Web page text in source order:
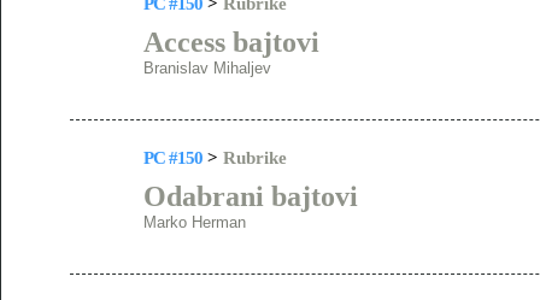
Access bajtovi
Branislav Mihaljev
PC #150 > Rubrike
Odabrani bajtovi
Marko Herman